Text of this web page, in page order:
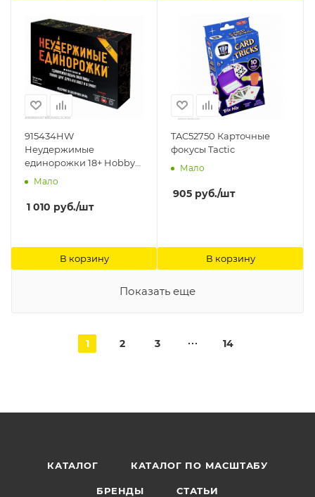
915434HW
Неудержимые
единорожки 18+ Hobby
World
Мало
1 010 руб./шт
В корзину
TAC52750 Карточные
фокусы Tactic
Мало
905 руб./шт
В корзину
Показать еще
1 2 3 14
КАТАЛОГ КАТАЛОГ ПО МАСШТАБУ
БРЕНДЫ СТАТЬИ